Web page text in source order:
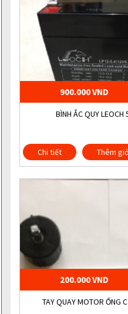
900.000 VND
BÌNH ẮC QUY LEOCH
Chi tiết Thêm
200.000 VND
TAY QUAY MOTOR ỐNG